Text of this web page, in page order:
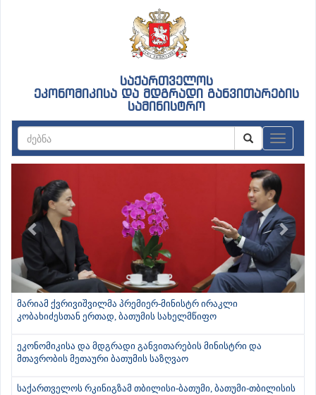
საქართველოს
ეკონომიკისა და მდგრადი განვითარების
სამინისტრო
მარიამ ქვრივიშვილმა პრემიერ-მინისტრ ირაკლი
კობახიძესთან ერთად, ბათუმის სახელმწიფო
ეკონომიკისა და მდგრადი განვითარების მინისტრი და
მთავრობის მეთაური ბათუმის საზღვაო
საქართველოს რკინიგზამ თბილისი-ბათუმი, ბათუმი-თბილისის